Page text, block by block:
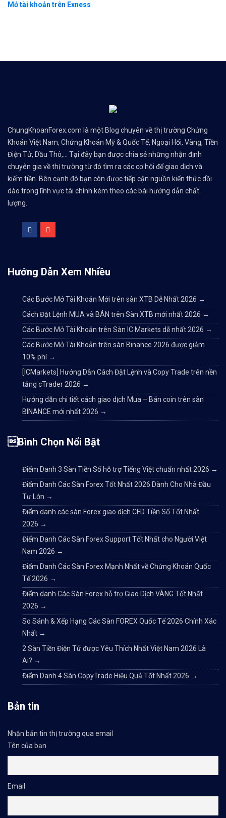
Mở tài khoản trên Exness
ChungKhoanForex.com là một Blog chuyên về thị trường Chứng
Khoán Việt Nam, Chứng Khoán Mỹ & Quốc Tế, Ngoại Hối, Vàng, Tiền
Điện Tử, Dầu Thô,... Tại đây bạn được chia sẻ những nhận định
chuyên gia về thị trường từ đó tìm ra các cơ hội để giao dịch và
kiếm tiền. Bên cạnh đó bạn còn được tiếp cận nguồn kiến thức dồi
dào trong lĩnh vực tài chính kèm theo các bài hướng dẫn chất
lượng.
Hướng Dẫn Xem Nhiều
Các Bước Mở Tài Khoản Mới trên sàn XTB Dễ Nhất 2026 →
Cách Đặt Lệnh MUA và BÁN trên Sàn XTB mới nhất 2026 →
Các Bước Mở Tài Khoản trên Sàn IC Markets dễ nhất 2026 →
Các Bước Mở Tài Khoản trên sàn Binance 2026 được giảm
10% phí →
[ICMarkets] Hướng Dẫn Cách Đặt Lệnh và Copy Trade trên nền
tảng cTrader 2026 →
Hướng dẫn chi tiết cách giao dịch Mua – Bán coin trên sàn
BINANCE mới nhất 2026 →
Bình Chọn Nổi Bật
Điểm Danh 3 Sàn Tiền Số hỗ trợ Tiếng Việt chuẩn nhất 2026 →
Điểm Danh Các Sàn Forex Tốt Nhất 2026 Dành Cho Nhà Đầu
Tư Lớn →
Điểm danh các sàn Forex giao dịch CFD Tiền Số Tốt Nhất
2026 →
Điểm Danh Các Sàn Forex Support Tốt Nhất cho Người Việt
Nam 2026 →
Điểm Danh Các Sàn Forex Mạnh Nhất về Chứng Khoán Quốc
Tế 2026 →
Điểm danh Các Sàn Forex hỗ trợ Giao Dịch VÀNG Tốt Nhất
2026 →
So Sánh & Xếp Hạng Các Sàn FOREX Quốc Tế 2026 Chính Xác
Nhất →
2 Sàn Tiền Điện Tử được Yêu Thích Nhất Việt Nam 2026 Là
Ai? →
Điểm Danh 4 Sàn CopyTrade Hiệu Quả Tốt Nhất 2026 →
Bản tin
Nhận bản tin thị trường qua email
Tên của bạn
Email